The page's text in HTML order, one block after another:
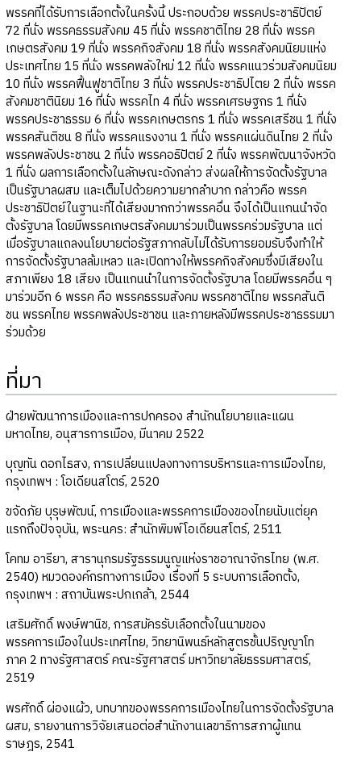
พรรคที่ได้รับการเลือกตั้งในครั้งนี้ ประกอบด้วย พรรคประชาธิปัตย์
72 ที่นั่ง พรรคธรรมสังคม 45 ที่นั่ง พรรคชาติไทย 28 ที่นั่ง พรรค
เกษตรสังคม 19 ที่นั่ง พรรคกิจสังคม 18 ที่นั่ง พรรคสังคมนิยมแห่ง
ประเทศไทย 15 ที่นั่ง พรรคพลังใหม่ 12 ที่นั่ง พรรคแนวร่วมสังคมนิยม
10 ที่นั่ง พรรคฟื้นฟูชาติไทย 3 ที่นั่ง พรรคประชาธิปไตย 2 ที่นั่ง พรรค
สังคมชาตินิยม 16 ที่นั่ง พรรคไท 4 ที่นั่ง พรรคเศรษฐกร 1 ที่นั่ง
พรรคประชาธรรม 6 ที่นั่ง พรรคเกษตรกร 1 ที่นั่ง พรรคเสรีชน 1 ที่นั่ง
พรรคสันติชน 8 ที่นั่ง พรรคแรงงาน 1 ที่นั่ง พรรคแผ่นดินไทย 2 ที่นั่ง
พรรคพลังประชาชน 2 ที่นั่ง พรรคอธิปัตย์ 2 ที่นั่ง พรรคพัฒนาจังหวัด
1 ที่นั่ง ผลการเลือกตั้งในลักษณะดังกล่าว ส่งผลให้การจัดตั้งรัฐบาล
เป็นรัฐบาลผสม และเต็มไปด้วยความยากลำบาก กล่าวคือ พรรค
ประชาธิปัตย์ในฐานะที่ได้เสียงมากกว่าพรรคอื่น จึงได้เป็นแกนนำจัด
ตั้งรัฐบาล โดยมีพรรคเกษตรสังคมมาร่วมเป็นพรรคร่วมรัฐบาล แต่
เมื่อรัฐบาลแถลงนโยบายต่อรัฐสภากลับไม่ได้รับการยอมรับจึงทำให้
การจัดตั้งรัฐบาลล้มเหลว และเปิดทางให้พรรคกิจสังคมซึ่งมีเสียงใน
สภาเพียง 18 เสียง เป็นแกนนำในการจัดตั้งรัฐบาล โดยมีพรรคอื่น ๆ
มาร่วมอีก 6 พรรค คือ พรรคธรรมสังคม พรรคชาติไทย พรรคสันติ
ชน พรรคไทย พรรคพลังประชาชน และภายหลังมีพรรคประชาธรรมมา
ร่วมด้วย
ที่มา
ฝ่ายพัฒนาการเมืองและการปกครอง สำนักนโยบายและแผน
มหาดไทย, อนุสารการเมือง, มีนาคม 2522
บุญทัน ดอกไธสง, การเปลี่ยนแปลงทางการบริหารและการเมืองไทย,
กรุงเทพฯ : โอเดียนสโตร์, 2520
ขจัดภัย บุรุษพัฒน์, การเมืองและพรรคการเมืองของไทยนับแต่ยุค
แรกถึงปัจจุบัน, พระนคร: สำนักพิมพ์โอเดียนสโตร์, 2511
โคทม อารียา, สารานุกรมรัฐธรรมนูญแห่งราชอาณาจักรไทย (พ.ศ.
2540) หมวดองค์กรทางการเมือง เรื่องที่ 5 ระบบการเลือกตั้ง,
กรุงเทพฯ : สถาบันพระปกเกล้า, 2544
เสริมศักดิ์ พงษ์พานิช, การสมัครรับเลือกตั้งในนามของ
พรรคการเมืองในประเทศไทย, วิทยานิพนธ์หลักสูตรชั้นปริญญาโท
ภาค 2 ทางรัฐศาสตร์ คณะรัฐศาสตร์ มหาวิทยาลัยธรรมศาสตร์,
2519
พรศักดิ์ ผ่องแผ้ว, บทบาทของพรรคการเมืองไทยในการจัดตั้งรัฐบาล
ผสม, รายงานการวิจัยเสนอต่อสำนักงานเลขาธิการสภาผู้แทน
ราษฎร, 2541